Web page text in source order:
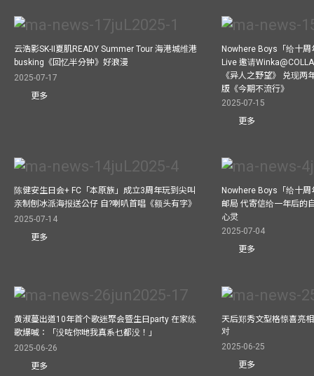
云浩影SK-II夏肌READY Summer Tour 海港城维港
busking《回忆半分钟》好浪漫
2025-07-17
更多
Nowhere Boys「给十
Live 邀请
《异人之野望》 兑现两
版《今期不流行》
2025-07-15
更多
陈健安生日会+ FC「本原族」成立3周年玩到尖叫
亲制刨冰派海报送公仔 自?喇叭首唱《额头有字》
2025-07-14
更多
Nowhere Boys「给十
邮局 代寄信给一年后的
心灵
2025-07-04
更多
黄淑蔓出道10年首个歌迷聚会暨生日party 在家练
歌爆喊：「没咗你哋我真系乜都没！」
2025-06-26
更多
天后郑秀文型格惊喜亮
对
2025-06-25
更多